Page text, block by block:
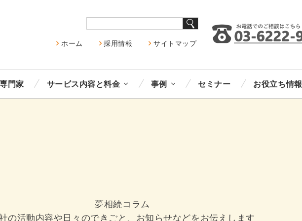
ホーム 採用情報 サイトマップ
門家 サービス内容と料金 事例 セミナー お役立ち情報
夢相続コラム
の活動内容や日々のできごと、お知らせなどをお伝えします